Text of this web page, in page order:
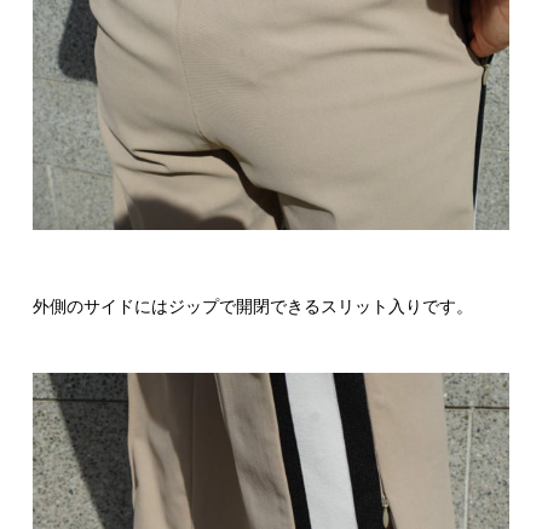
外側のサイドにはジップで開閉できるスリット入りです。